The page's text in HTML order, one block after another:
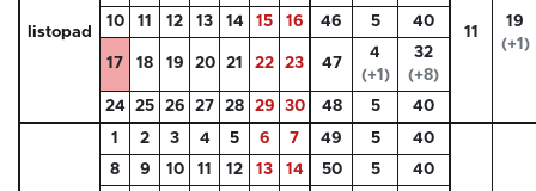
listopad 11
19
(+1)
10
11 12 13 14 15 16 46 5 40
17 18 19 20 21 22 23 47
4
(+1)
32
(+8)
24
25 26 27 28 29 30 48 5 40
1 2 3 4 5 6 7 49 5 40
8 9 10 11 12 13 14 50 5
40